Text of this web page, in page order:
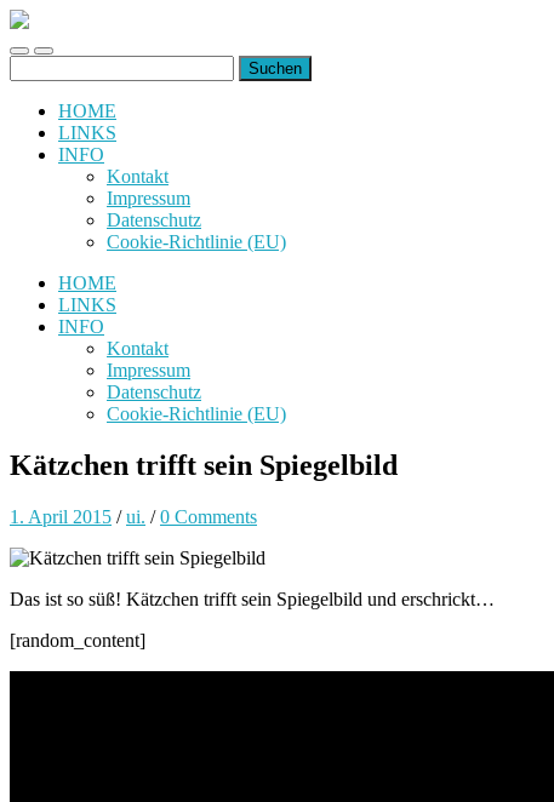
uiuiuiuiuiuiui.de
Toggle
mobile
Toggle
search
nach:
HOME
LINKS
INFO
Kontakt
Impressum
Datenschutz
Cookie-Richtlinie (EU)
HOME
LINKS
INFO
Kontakt
Impressum
Datenschutz
Cookie-Richtlinie (EU)
Kätzchen trifft sein Spiegelbild
1. April 2015 /ui. /0 Comments
Das ist so süß! Kätzchen trifft sein Spiegelbild und erschrickt…
[random_content]